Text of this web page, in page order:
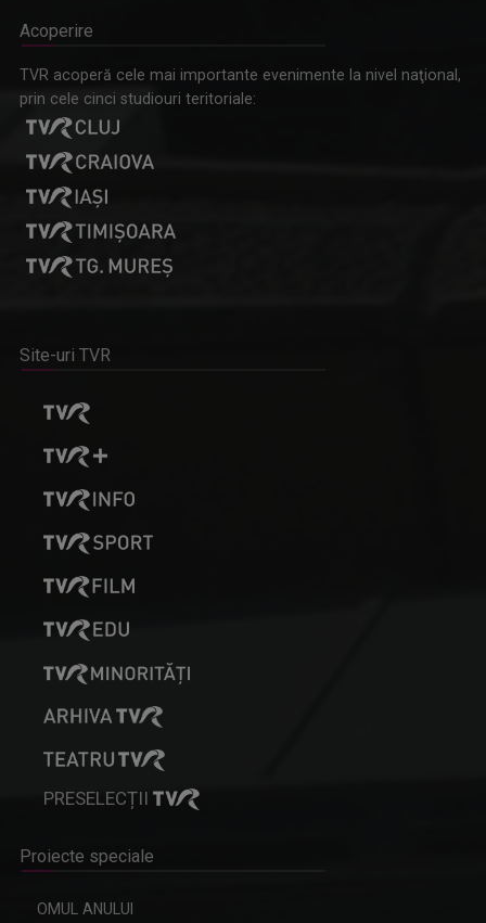
Acoperire
TVR acoperă cele mai importante evenimente la nivel naţional,
prin cele cinci studiouri teritoriale:
Site-uri TVR
PRESELECȚII
Proiecte speciale
OMUL ANULUI